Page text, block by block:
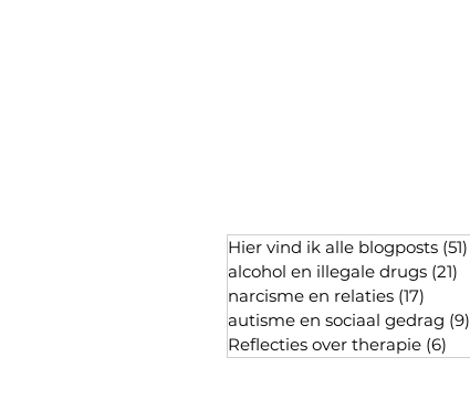
Hier vind ik alle blogposts (51)
alcohol en illegale drugs (21)
narcisme en relaties (17)
autisme en sociaal gedrag (9)
Reflecties over therapie (6)